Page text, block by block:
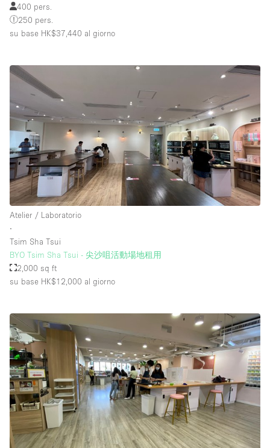
400 pers.
250 pers.
su base HK$37,440 al giorno
Atelier / Laboratorio
∙
Tsim Sha Tsui
BYO Tsim Sha Tsui - 尖沙咀活動場地租用
2,000 sq ft
su base HK$12,000 al giorno